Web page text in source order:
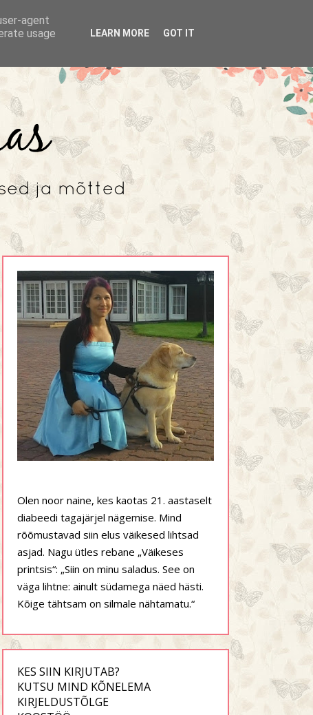
Olen noor naine, kes kaotas 21. aastaselt
diabeedi tagajärjel nägemise. Mind
rõõmustavad siin elus väikesed lihtsad
asjad. Nagu ütles rebane „Väikeses
printsis“: „Siin on minu saladus. See on
väga lihtne: ainult südamega näed hästi.
Kõige tähtsam on silmale nähtamatu.“
KES SIIN KIRJUTAB?
KUTSU MIND KÕNELEMA
KIRJELDUSTÕLGE
agent
usage
LEARN MORE GOT IT